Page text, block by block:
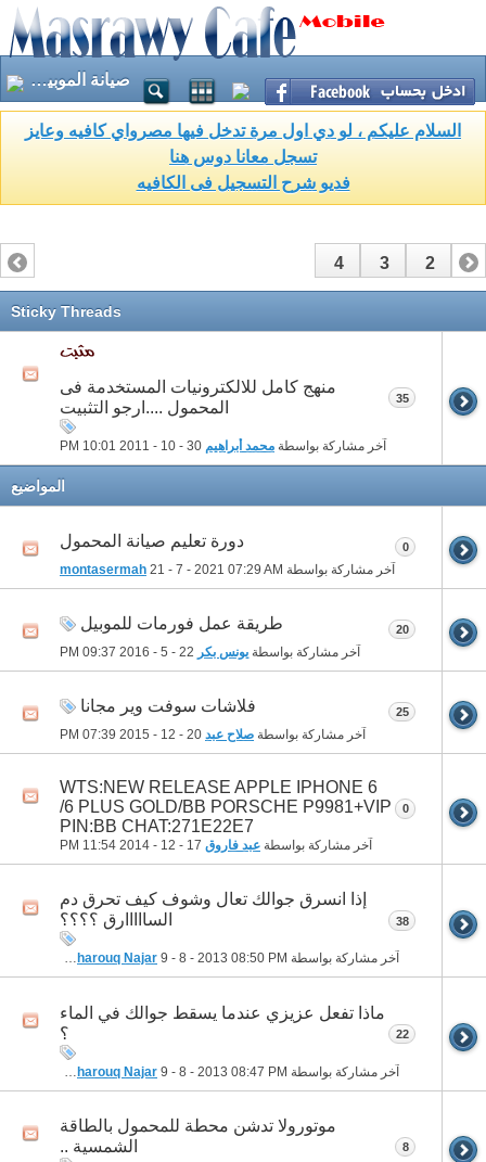
صيانة الموبيلات
السلام عليكم ، لو دي اول مرة تدخل فيها مصرواي كافيه وعايز
تسجل معانا دوس هنا
فديو شرح التسجيل فى الكافيه
1
2
3
4
Sticky Threads
منهج كامل للالكترونيات المستخدمة فى
المحمول ....ارجو التثبيت
آخر مشاركة بواسطة محمد أبراهيم 10:01 PM
35
المواضيع
دورة تعليم صيانة المحمول
آخر مشاركة بواسطة montasermah 21 - 7 - 2021 07:29 AM
0
طريقة عمل فورمات للموبيل
آخر مشاركة بواسطة يونس بكر 09:37 PM
20
فلاشات سوفت وير مجانا
آخر مشاركة بواسطة صلاح عبد 07:39 PM
25
WTS:NEW RELEASE APPLE IPHONE 6
/6 PLUS GOLD/BB PORSCHE P9981+VIP
PIN:BB CHAT:271E22E7
آخر مشاركة بواسطة عبد فاروق 11:54 PM
0
إذا انسرق جوالك تعال وشوف كيف تحرق دم
السااااارق ؟؟؟؟
آخر مشاركة بواسطة Ali Pharouq Najar 9 - 8 - 2013 08:50 PM
38
ماذا تفعل عزيزي عندما يسقط جوالك في الماء
؟
آخر مشاركة بواسطة Ali Pharouq Najar 9 - 8 - 2013 08:47 PM
22
موتورولا تدشن محطة للمحمول بالطاقة
الشمسية ..
8